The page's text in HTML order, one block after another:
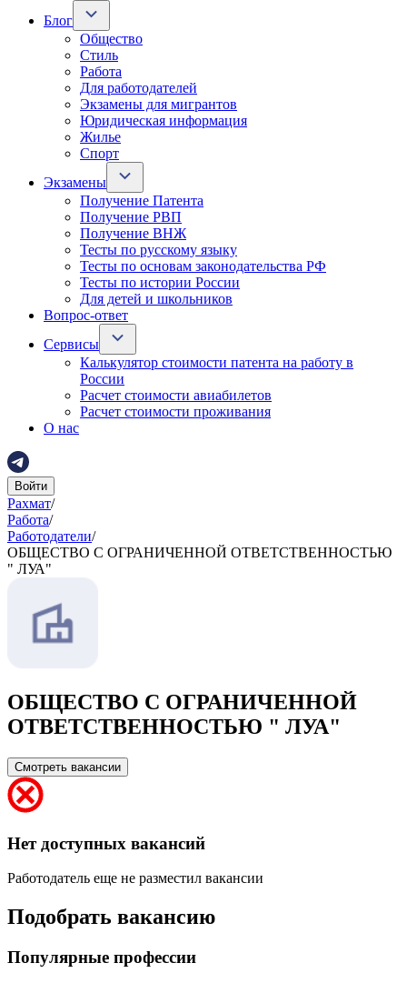
Блог
Общество
Стиль
Работа
Для работодателей
Экзамены для мигрантов
Юридическая информация
Жилье
Спорт
Экзамены
Получение Патента
Получение РВП
Получение ВНЖ
Тесты по русскому языку
Тесты по основам законодательства РФ
Тесты по истории России
Для детей и школьников
Вопрос-ответ
Сервисы
Калькулятор стоимости патента на работу в
России
Расчет стоимости авиабилетов
Расчет стоимости проживания
О нас
Войти
Рахмат/
Работа/
Работодатели/
ОБЩЕСТВО С ОГРАНИЧЕННОЙ ОТВЕТСТВЕННОСТЬЮ
" ЛУА"
ОБЩЕСТВО С ОГРАНИЧЕННОЙ
ОТВЕТСТВЕННОСТЬЮ " ЛУА"
Смотреть вакансии
Нет доступных вакансий
Работодатель еще не разместил вакансии
Подобрать вакансию
Популярные профессии